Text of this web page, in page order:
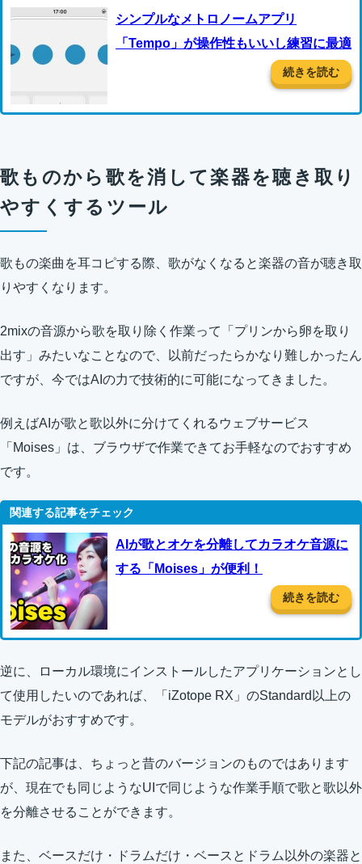
シンプルなメトロノームアプリ
「Tempo」が操作性もいいし練習に最適
続きを読む
歌ものから歌を消して楽器を聴き取り
やすくするツール
歌もの楽曲を耳コピする際、歌がなくなると楽器の音が聴き取
りやすくなります。
2mixの音源から歌を取り除く作業って「プリンから卵を取り
出す」みたいなことなので、以前だったらかなり難しかったん
ですが、今ではAIの力で技術的に可能になってきました。
例えばAIが歌と歌以外に分けてくれるウェブサービス
「Moises」は、ブラウザで作業できてお手軽なのでおすすめ
です。
AIが歌とオケを分離してカラオケ音源に
する「Moises」が便利！
続きを読む
逆に、ローカル環境にインストールしたアプリケーションとし
て使用したいのであれば、「iZotope RX」のStandard以上の
モデルがおすすめです。
下記の記事は、ちょっと昔のバージョンのものではあります
が、現在でも同じようなUIで同じような作業手順で歌と歌以外
を分離させることができます。
また、ベースだけ・ドラムだけ・ベースとドラム以外の楽器と